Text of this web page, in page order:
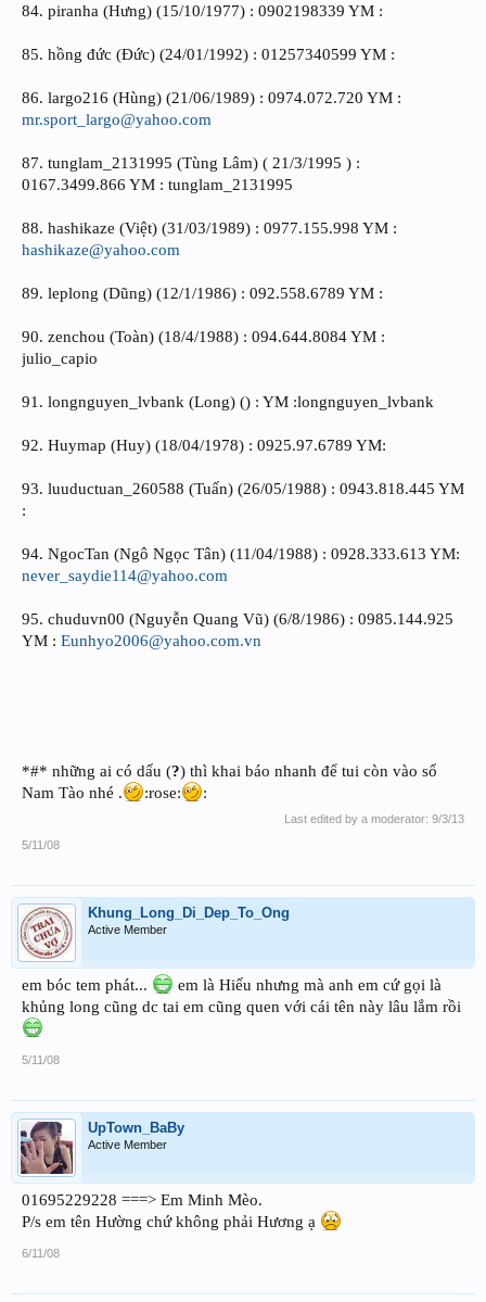
84. piranha (Hưng) (15/10/1977) : 0902198339 YM :
85. hồng đức (Đức) (24/01/1992) : 01257340599 YM :
86. largo216 (Hùng) (21/06/1989) : 0974.072.720 YM :
mr.sport_largo@yahoo.com
87. tunglam_2131995 (Tùng Lâm) ( 21/3/1995 ) :
0167.3499.866 YM : tunglam_2131995
88. hashikaze (Việt) (31/03/1989) : 0977.155.998 YM :
hashikaze@yahoo.com
89. leplong (Dũng) (12/1/1986) : 092.558.6789 YM :
90. zenchou (Toàn) (18/4/1988) : 094.644.8084 YM :
julio_capio
91. longnguyen_lvbank (Long) () : YM :longnguyen_lvbank
92. Huymap (Huy) (18/04/1978) : 0925.97.6789 YM:
93. luuductuan_260588 (Tuấn) (26/05/1988) : 0943.818.445 YM
:
94. NgocTan (Ngô Ngọc Tân) (11/04/1988) : 0928.333.613 YM:
never_saydie114@yahoo.com
95. chuduvn00 (Nguyễn Quang Vũ) (6/8/1986) : 0985.144.925
YM : Eunhyo2006@yahoo.com.vn
*#* những ai có dấu (?) thì khai báo nhanh để tui còn vào sổ
Nam Tào nhé .
:rose: :
Last edited by a moderator: 9/3/13
5/11/08
Khung_Long_Di_Dep_To_Ong
Active Member
em bóc tem phát...
em là Hiếu nhưng mà anh em cứ gọi là
khủng long cũng dc tai em cũng quen với cái tên này lâu lắm rồi
5/11/08
UpTown_BaBy
Active Member
01695229228 ===> Em Minh Mèo.
P/s em tên Hường chứ không phải Hương ạ
6/11/08